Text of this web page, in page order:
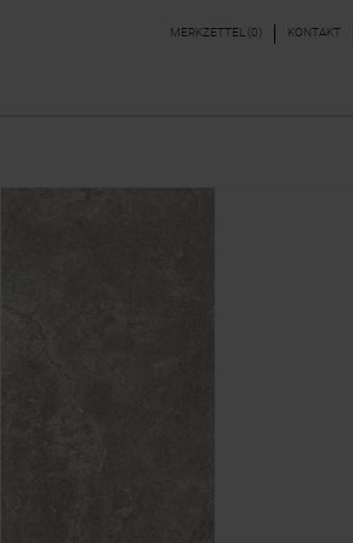
MERKZETTEL (0) KONTAKT